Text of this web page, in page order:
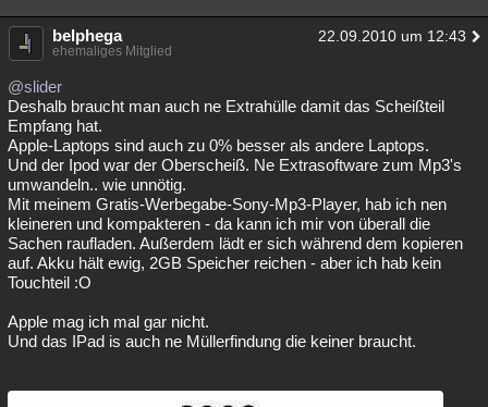
belphega 22.09.2010 um 12:43
ehemaliges Mitglied
@slider
Deshalb braucht man auch ne Extrahülle damit das Scheißteil
Empfang hat.
Apple-Laptops sind auch zu 0% besser als andere Laptops.
Und der Ipod war der Oberscheiß. Ne Extrasoftware zum Mp3's
umwandeln.. wie unnötig.
Mit meinem Gratis-Werbegabe-Sony-Mp3-Player, hab ich nen
kleineren und kompakteren - da kann ich mir von überall die
Sachen raufladen. Außerdem lädt er sich während dem kopieren
auf. Akku hält ewig, 2GB Speicher reichen - aber ich hab kein
Touchteil :O
Apple mag ich mal gar nicht.
Und das IPad is auch ne Müllerfindung die keiner braucht.